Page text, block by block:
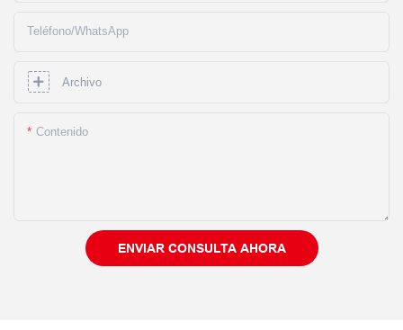
Teléfono/WhatsApp
Archivo
Contenido
ENVIAR CONSULTA AHORA